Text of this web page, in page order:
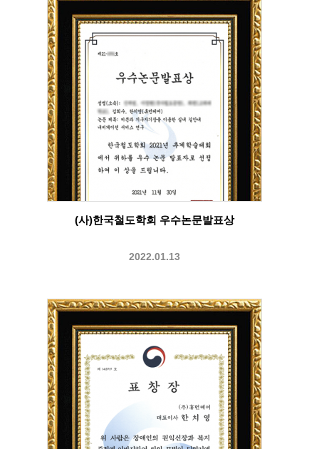
(사)한국철도학회 우수논문발표상
2022.01.13